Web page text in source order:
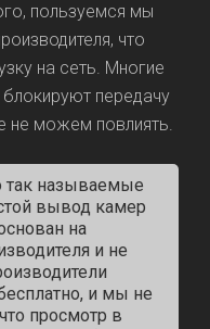
пользуемся мы
что
на сеть. Многие
передачу
не можем повлиять.
так называемые
вывод камер
на
и не
и мы не
просмотр в